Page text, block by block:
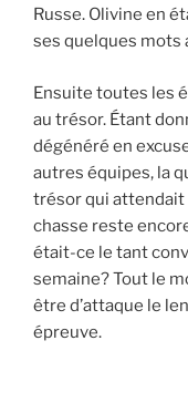
Russe. Olivine en
ses quelques mots
Ensuite toutes les
au trésor. Étant
dégénéré en
autres équipes, la
trésor qui attendait
chasse reste
était-ce le tant
semaine? Tout le
être d’attaque le
épreuve.